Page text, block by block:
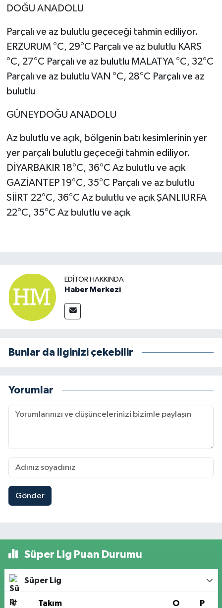
DOĞU ANADOLU
Parçalı ve az bulutlu geçeceği tahmin ediliyor.
ERZURUM °C, 29°C Parçalı ve az bulutlu KARS
°C, 27°C Parçalı ve az bulutlu MALATYA °C, 32°C
Parçalı ve az bulutlu VAN °C, 28°C Parçalı ve az
bulutlu
GÜNEYDOĞU ANADOLU
Az bulutlu ve açık, bölgenin batı kesimlerinin yer
yer parçalı bulutlu geçeceği tahmin ediliyor.
DİYARBAKIR 18°C, 36°C Az bulutlu ve açık
GAZİANTEP 19°C, 35°C Parçalı ve az bulutlu
SİİRT 22°C, 36°C Az bulutlu ve açık ŞANLIURFA
22°C, 35°C Az bulutlu ve açık
EDITÖR HAKKINDA
Haber Merkezi
Bunlar da ilginizi çekebilir
Yorumlar
Gönder
Süper Lig Puan Durumu
Süper Lig
# Takım O P